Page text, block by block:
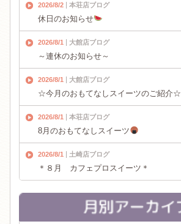
2026/8/2 本荘店ブログ
休日のお知らせ
2026/8/1 大館店ブログ
～連休のお知らせ～
2026/8/1 大館店ブログ
☆今月のおもてなしスイーツのご紹介☆
2026/8/1 本荘店ブログ
8月のおもてなしスイーツ
2026/8/1 土崎店ブログ
＊８月 カフェプロスイーツ＊